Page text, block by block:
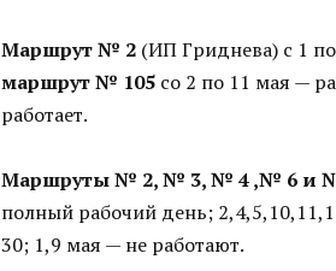
Маршрут № 2 (ИП Гриднева) с 1
маршрут № 105 со 2 по 11 мая —
работает.
Маршруты № 2, № 3, № 4 ,№ 6 и
полный рабочий день;
30; 1,9 мая — не работают.